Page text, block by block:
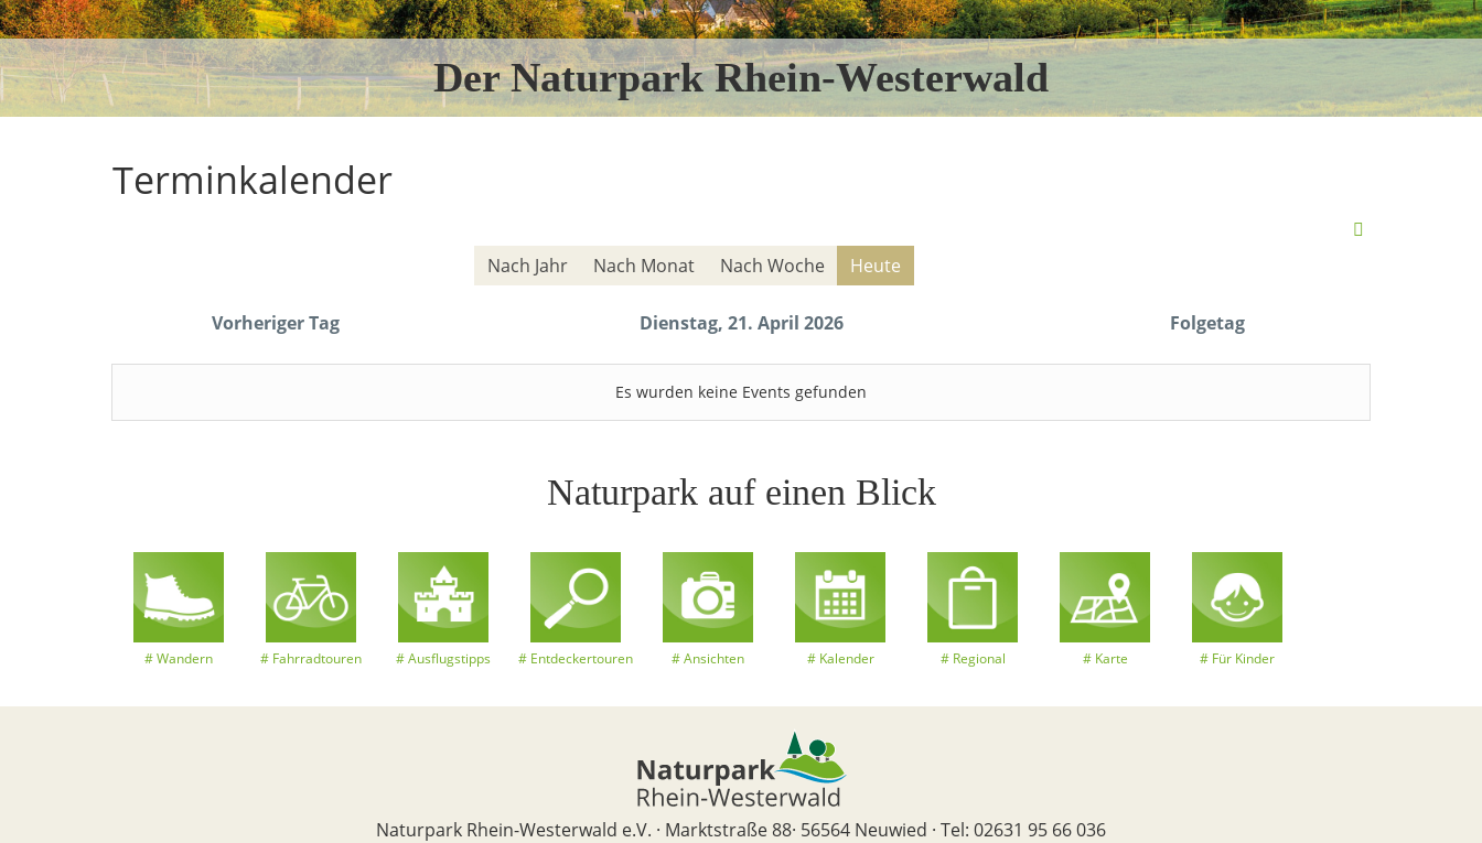
Der Naturpark Rhein-Westerwald
Terminkalender
Nach Jahr Nach Monat Nach Woche Heute
Vorheriger Tag Dienstag, 21. April 2026 Folgetag
Es wurden keine Events gefunden
Naturpark auf einen Blick
Wandern Fahrradtouren Ausflugstipps Entdeckertouren Ansichten Kalender Regional Karte Für Kinder
Naturpark Rhein-Westerwald e.V. · Marktstraße 88· 56564 Neuwied · Tel: 02631 95 66 036